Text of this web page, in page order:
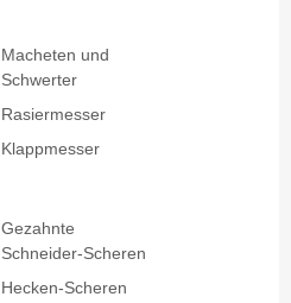
Macheten und
Schwerter
Rasiermesser
Klappmesser
Gezahnte
Schneider-Scheren
Hecken-Scheren